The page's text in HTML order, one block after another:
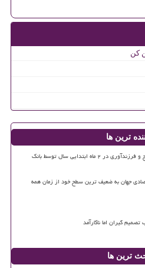
کن
ترین ها
پرداخت بالاتر از ۲۲۰۰ فقره تسهیلات ازدواج و فرزندآوری در ۲ ماه ابتدایی سال توسط بانک
جهان به ضعیف ترین سطح خود از زمان همه
گیران اما ناکارآمد
ترین ها